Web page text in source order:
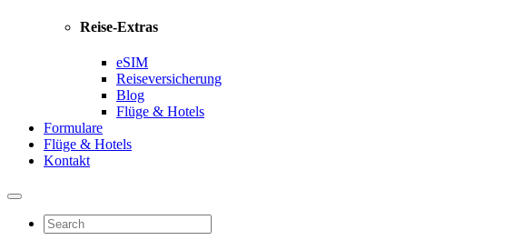
Reise-Extras
eSIM
Reiseversicherung
Blog
Flüge & Hotels
Formulare
Flüge & Hotels
Kontakt